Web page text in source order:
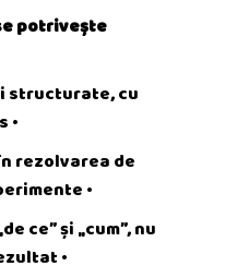
potrivește
structurate, cu
•
rezolvarea de
•
ce” și „cum”, nu
•